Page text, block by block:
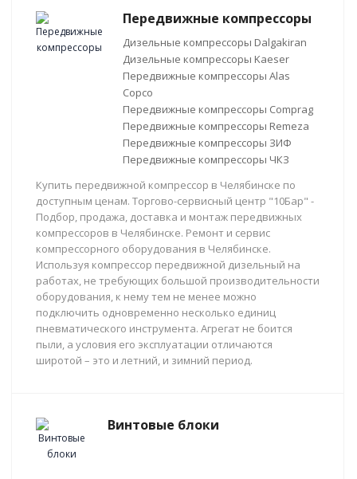
Передвижные компрессоры
Дизельные компрессоры Dalgakiran
Дизельные компрессоры Kaeser
Передвижные компрессоры Alas
Copco
Передвижные компрессоры Comprag
Передвижные компрессоры Remeza
Передвижные компрессоры ЗИФ
Передвижные компрессоры ЧКЗ
Купить передвижной компрессор в Челябинске по
доступным ценам. Торгово-сервисный центр "10Бар" -
Подбор, продажа, доставка и монтаж передвижных
компрессоров в Челябинске. Ремонт и сервис
компрессорного оборудования в Челябинске.
Используя компрессор передвижной дизельный на
работах, не требующих большой производительности
оборудования, к нему тем не менее можно
подключить одновременно несколько единиц
пневматического инструмента. Агрегат не боится
пыли, а условия его эксплуатации отличаются
широтой – это и летний, и зимний период.
Винтовые блоки